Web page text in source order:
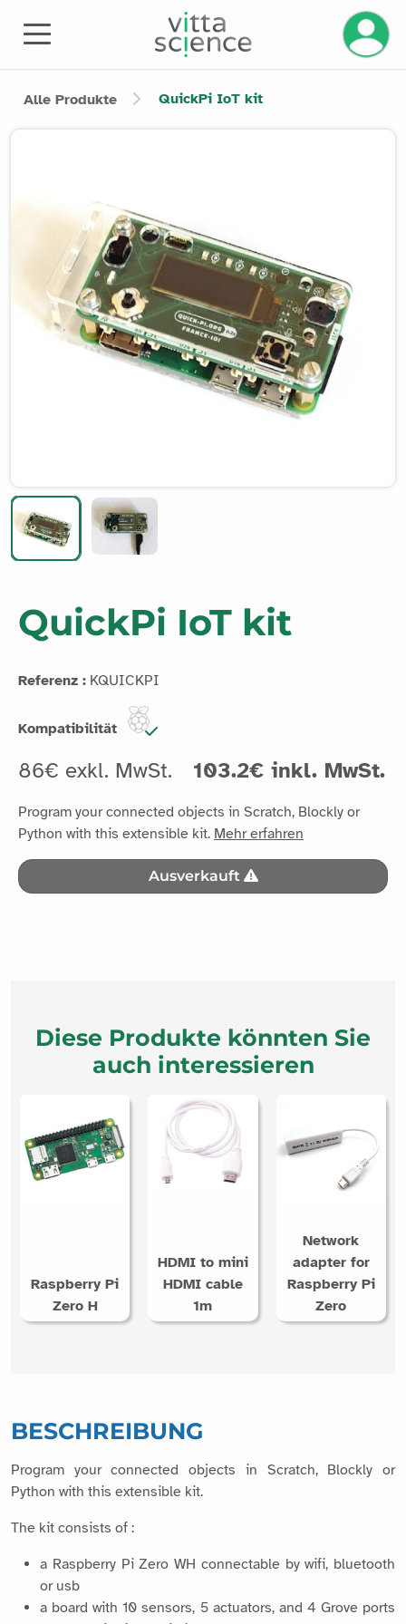
Ihr
Alle Produkte QuickPi IoT kit
QuickPi IoT kit
Referenz : KQUICKPI
Kompatibilität
86€ exkl. MwSt. 103.2€ inkl. MwSt.
Program your connected objects in Scratch, Blockly or
Python with this extensible kit. Mehr erfahren
Ausverkauft
Diese Produkte könnten Sie
auch interessieren
Raspberry Pi
Zero H
HDMI to mini
HDMI cable
1m
Network
adapter for
Raspberry Pi
Zero
BESCHREIBUNG
Program your connected objects in Scratch, Blockly or
Python with this extensible kit.
The kit consists of :
a Raspberry Pi Zero WH connectable by wifi, bluetooth
or usb
a board with 10 sensors, 5 actuators, and 4 Grove ports